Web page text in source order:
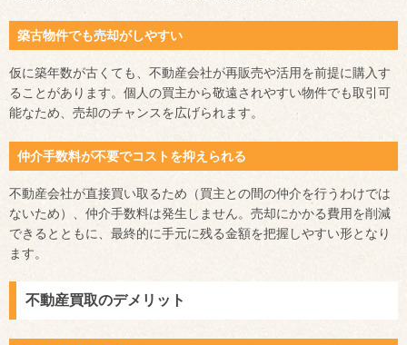
築古物件でも売却がしやすい
仮に築年数が古くても、不動産会社が再販売や活用を前提に購入す
ることがあります。個人の買主から敬遠されやすい物件でも取引可
能なため、売却のチャンスを広げられます。
仲介手数料が不要でコストを抑えられる
不動産会社が直接買い取るため（買主との間の仲介を行うわけでは
ないため）、仲介手数料は発生しません。売却にかかる費用を削減
できるとともに、最終的に手元に残る金額を把握しやすい形となり
ます。
不動産買取のデメリット